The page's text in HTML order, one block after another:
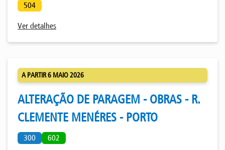
504
Ver detalhes
A PARTIR 6 MAIO 2026
ALTERAÇÃO DE PARAGEM - OBRAS - R.
CLEMENTE MENÉRES - PORTO
300 602